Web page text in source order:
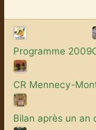
Programme 2009
CR Mennecy-
Bilan après un an